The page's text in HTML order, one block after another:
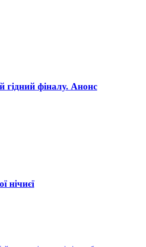
гідний фіналу. Анонс
нічиєї